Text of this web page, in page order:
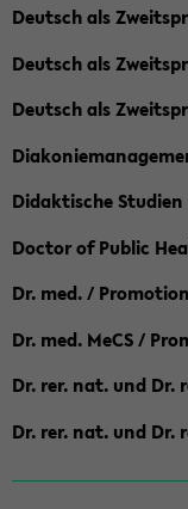
Deutsch als
Deutsch als
Deutsch als
Didaktische
Doctor of Public
Dr. med. / Promotion
Dr. med. MeCS /
Dr. rer. nat. und Dr.
Dr. rer. nat. und Dr.